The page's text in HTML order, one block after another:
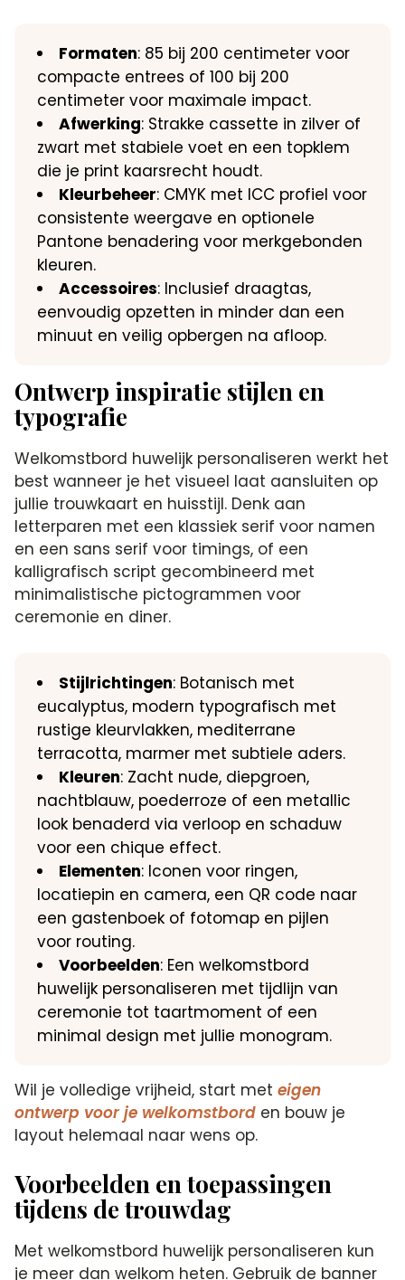
Formaten: 85 bij 200 centimeter voor
compacte entrees of 100 bij 200
centimeter voor maximale impact.
Afwerking: Strakke cassette in zilver of
zwart met stabiele voet en een topklem
die je print kaarsrecht houdt.
Kleurbeheer: CMYK met ICC profiel voor
consistente weergave en optionele
Pantone benadering voor merkgebonden
kleuren.
Accessoires: Inclusief draagtas,
eenvoudig opzetten in minder dan een
minuut en veilig opbergen na afloop.
Ontwerp inspiratie stijlen en
typografie
Welkomstbord huwelijk personaliseren werkt het
best wanneer je het visueel laat aansluiten op
jullie trouwkaart en huisstijl. Denk aan
letterparen met een klassiek serif voor namen
en een sans serif voor timings, of een
kalligrafisch script gecombineerd met
minimalistische pictogrammen voor
ceremonie en diner.
Stijlrichtingen: Botanisch met
eucalyptus, modern typografisch met
rustige kleurvlakken, mediterrane
terracotta, marmer met subtiele aders.
Kleuren: Zacht nude, diepgroen,
nachtblauw, poederroze of een metallic
look benaderd via verloop en schaduw
voor een chique effect.
Elementen: Iconen voor ringen,
locatiepin en camera, een QR code naar
een gastenboek of fotomap en pijlen
voor routing.
Voorbeelden: Een welkomstbord
huwelijk personaliseren met tijdlijn van
ceremonie tot taartmoment of een
minimal design met jullie monogram.
Wil je volledige vrijheid, start meteigen
ontwerp voor je welkomstbord en bouw je
layout helemaal naar wens op.
Voorbeelden en toepassingen
tijdens de trouwdag
Met welkomstbord huwelijk personaliseren kun
je meer dan welkom heten. Gebruik de banner